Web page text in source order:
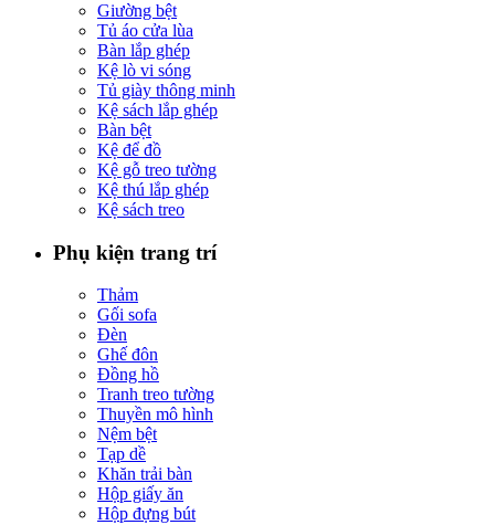
Giường bệt
Tủ áo cửa lùa
Bàn lắp ghép
Kệ lò vi sóng
Tủ giày thông minh
Kệ sách lắp ghép
Bàn bệt
Kệ để đồ
Kệ gỗ treo tường
Kệ thú lắp ghép
Kệ sách treo
Phụ kiện trang trí
Thảm
Gối sofa
Đèn
Ghế đôn
Đồng hồ
Tranh treo tường
Thuyền mô hình
Nệm bệt
Tạp dề
Khăn trải bàn
Hộp giấy ăn
Hộp đựng bút